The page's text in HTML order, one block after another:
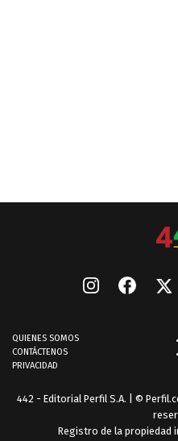
QUIENES SOMOS
CONTÁCTENOS
PRIVACIDAD
442 - Editorial Perfil S.A. | ©
Registro de la propiedad